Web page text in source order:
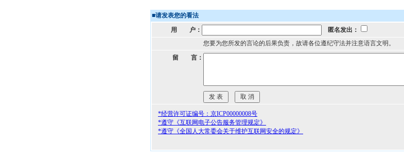
■请发表您的看法
用 户：
匿名发出：
您要为您所发的言论的后果负责，故请各位遵纪守法并注意语言文明。
留 言：
*经营许可证编号：京ICP00000008号
*遵守《互联网电子公告服务管理规定》
*遵守《全国人大常委会关于维护互联网安全的规定》